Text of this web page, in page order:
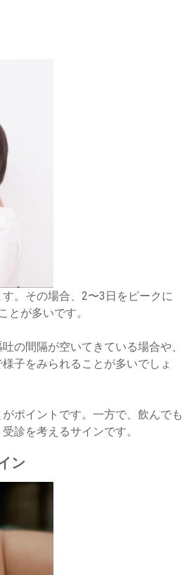
。その場合、2〜3日をピークに
が多いです。
の間隔が空いてきている場合や、
子をみられることが多いでしょ
ポイントです。一方で、飲んでも
診を考えるサインです。
ン